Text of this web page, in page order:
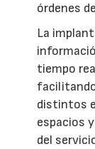
órdenes
La
tiempo
distintos
espacios
del